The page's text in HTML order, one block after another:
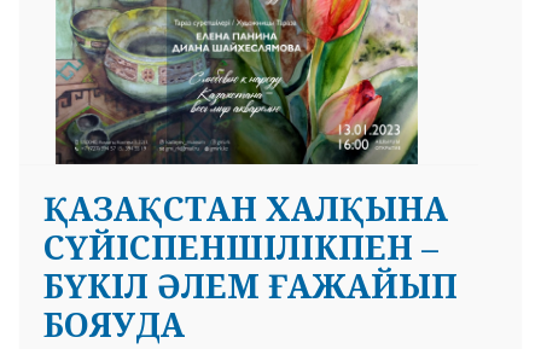
ҚАЗАҚСТАН ХАЛҚЫНА
СҮЙІСПЕНШІЛІКПЕН –
БҮКІЛ ӘЛЕМ ҒАЖАЙЫП
БОЯУДА